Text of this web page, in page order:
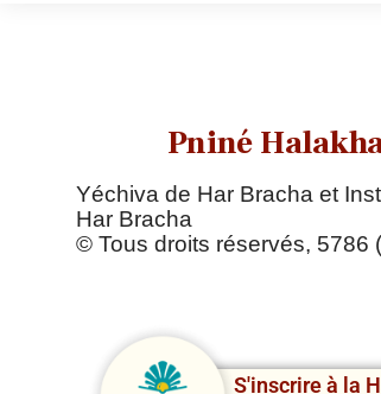
Pniné
Yéchiva de Har Bracha et
Har Bracha
S'inscrire à la